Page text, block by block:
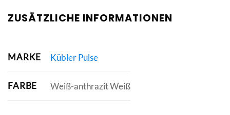
ZUSÄTZLICHE INFORMATIONEN
MARKE Kübler Pulse
FARBE Weiß-anthrazit Weiß